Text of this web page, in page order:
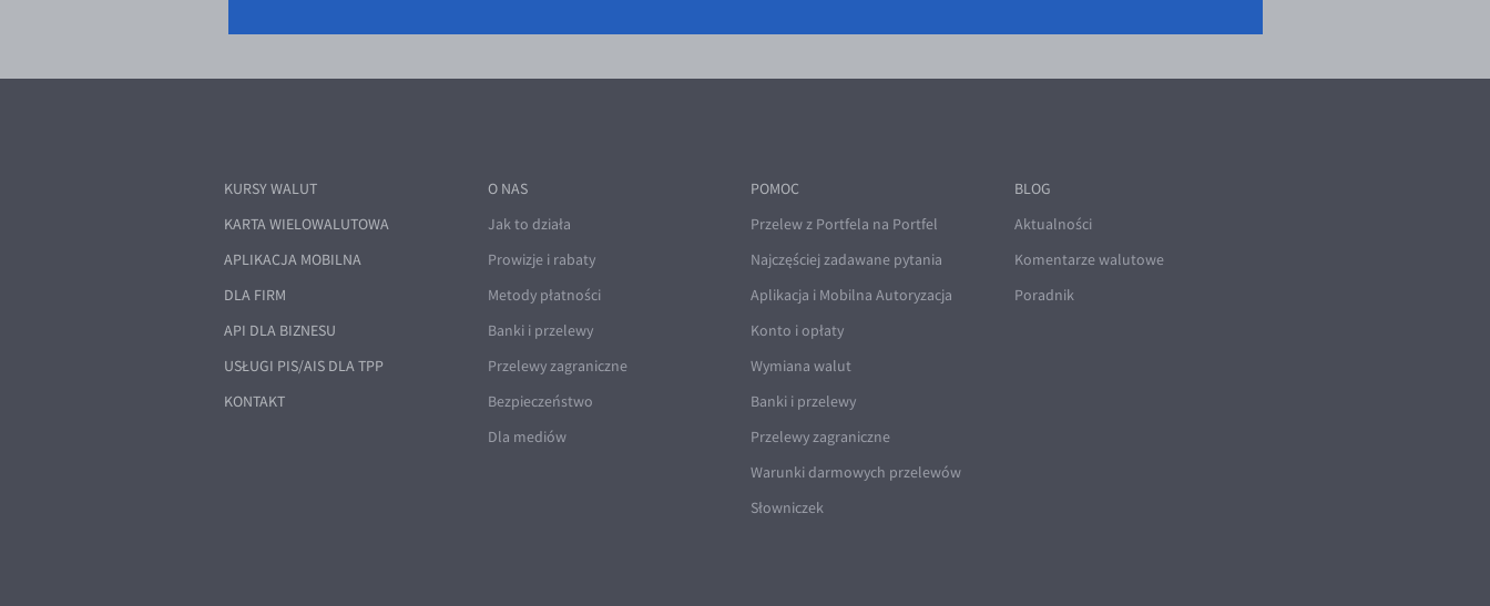
KURSY WALUT
KARTA WIELOWALUTOWA
APLIKACJA MOBILNA
DLA FIRM
API DLA BIZNESU
USŁUGI PIS/AIS DLA TPP
KONTAKT
O NAS
Jak to działa
Prowizje i rabaty
Metody płatności
Banki i przelewy
Przelewy zagraniczne
Bezpieczeństwo
Dla mediów
POMOC
Przelew z Portfela na Portfel
Najczęściej zadawane pytania
Aplikacja i Mobilna Autoryzacja
Konto i opłaty
Wymiana walut
Banki i przelewy
Przelewy zagraniczne
Warunki darmowych przelewów
Słowniczek
BLOG
Aktualności
Komentarze walutowe
Poradnik